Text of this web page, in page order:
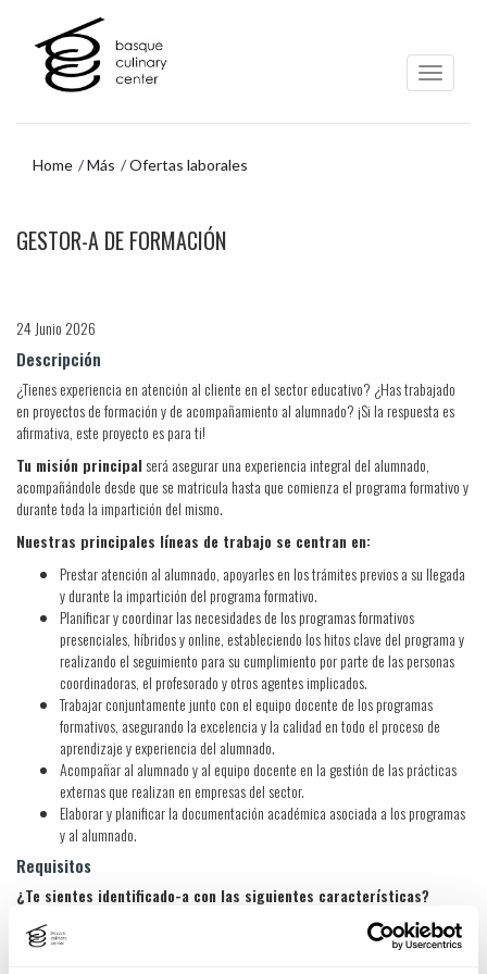
contenido
principal
navegación
Home Más Ofertas laborales
GESTOR-A DE FORMACIÓN
24 Junio 2026
Descripción
¿Tienes experiencia en atención al cliente en el sector educativo? ¿Has trabajado
en proyectos de formación y de acompañamiento al alumnado? ¡Si la respuesta es
afirmativa, este proyecto es para ti!
Tu misión principalserá asegurar una experiencia integral del alumnado,
acompañándole desde que se matricula hasta que comienza el programa formativo y
durante toda la impartición del mismo.
Nuestras principales líneas de trabajo se centran en:
Prestar atención al alumnado, apoyarles en los trámites previos a su llegada
y durante la impartición del programa formativo.
Planificar y coordinar las necesidades de los programas formativos
presenciales, híbridos y online, estableciendo los hitos clave del programa y
realizando el seguimiento para su cumplimiento por parte de las personas
coordinadoras, el profesorado y otros agentes implicados.
Trabajar conjuntamente junto con el equipo docente de los programas
formativos, asegurando la excelencia y la calidad en todo el proceso de
aprendizaje y experiencia del alumnado.
Acompañar al alumnado y al equipo docente en la gestión de las prácticas
externas que realizan en empresas del sector.
Elaborar y planificar la documentación académica asociada a los programas
y al alumnado.
Requisitos
¿Te sientes identificado-a con las siguientes características?
Cuentas un Grado Universitario en Administración y Dirección de Empresas,
Sociología, Pedagogía u otras que acrediten competencias de gestión de